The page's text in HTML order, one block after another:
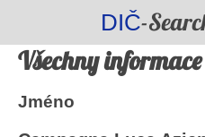
DIČ-
Všechny
Jméno